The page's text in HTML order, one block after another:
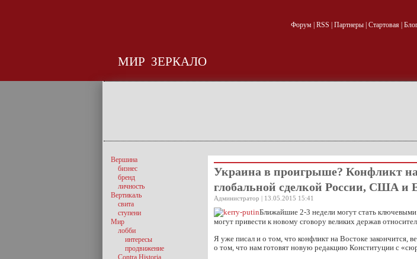
Форум| RSS Партнеры| Стартовая|
МИР ЗЕРКАЛО
Украина в проигрыше? Конфликт на
глобальной сделкой России, США и
Администратор | 13.05.2015 15:41
Ближайшие 2-3 недели могут стать
могут привести к новому сговору великих держав
Я уже писал и о том, что конфликт на Востоке закончится,
о том, что нам готовят новую редакцию Конституции с
Вершина
бизнес
бренд
личность
Вертикаль
свита
ступени
Мир
лобби
интересы
продвижение
Contra Historia